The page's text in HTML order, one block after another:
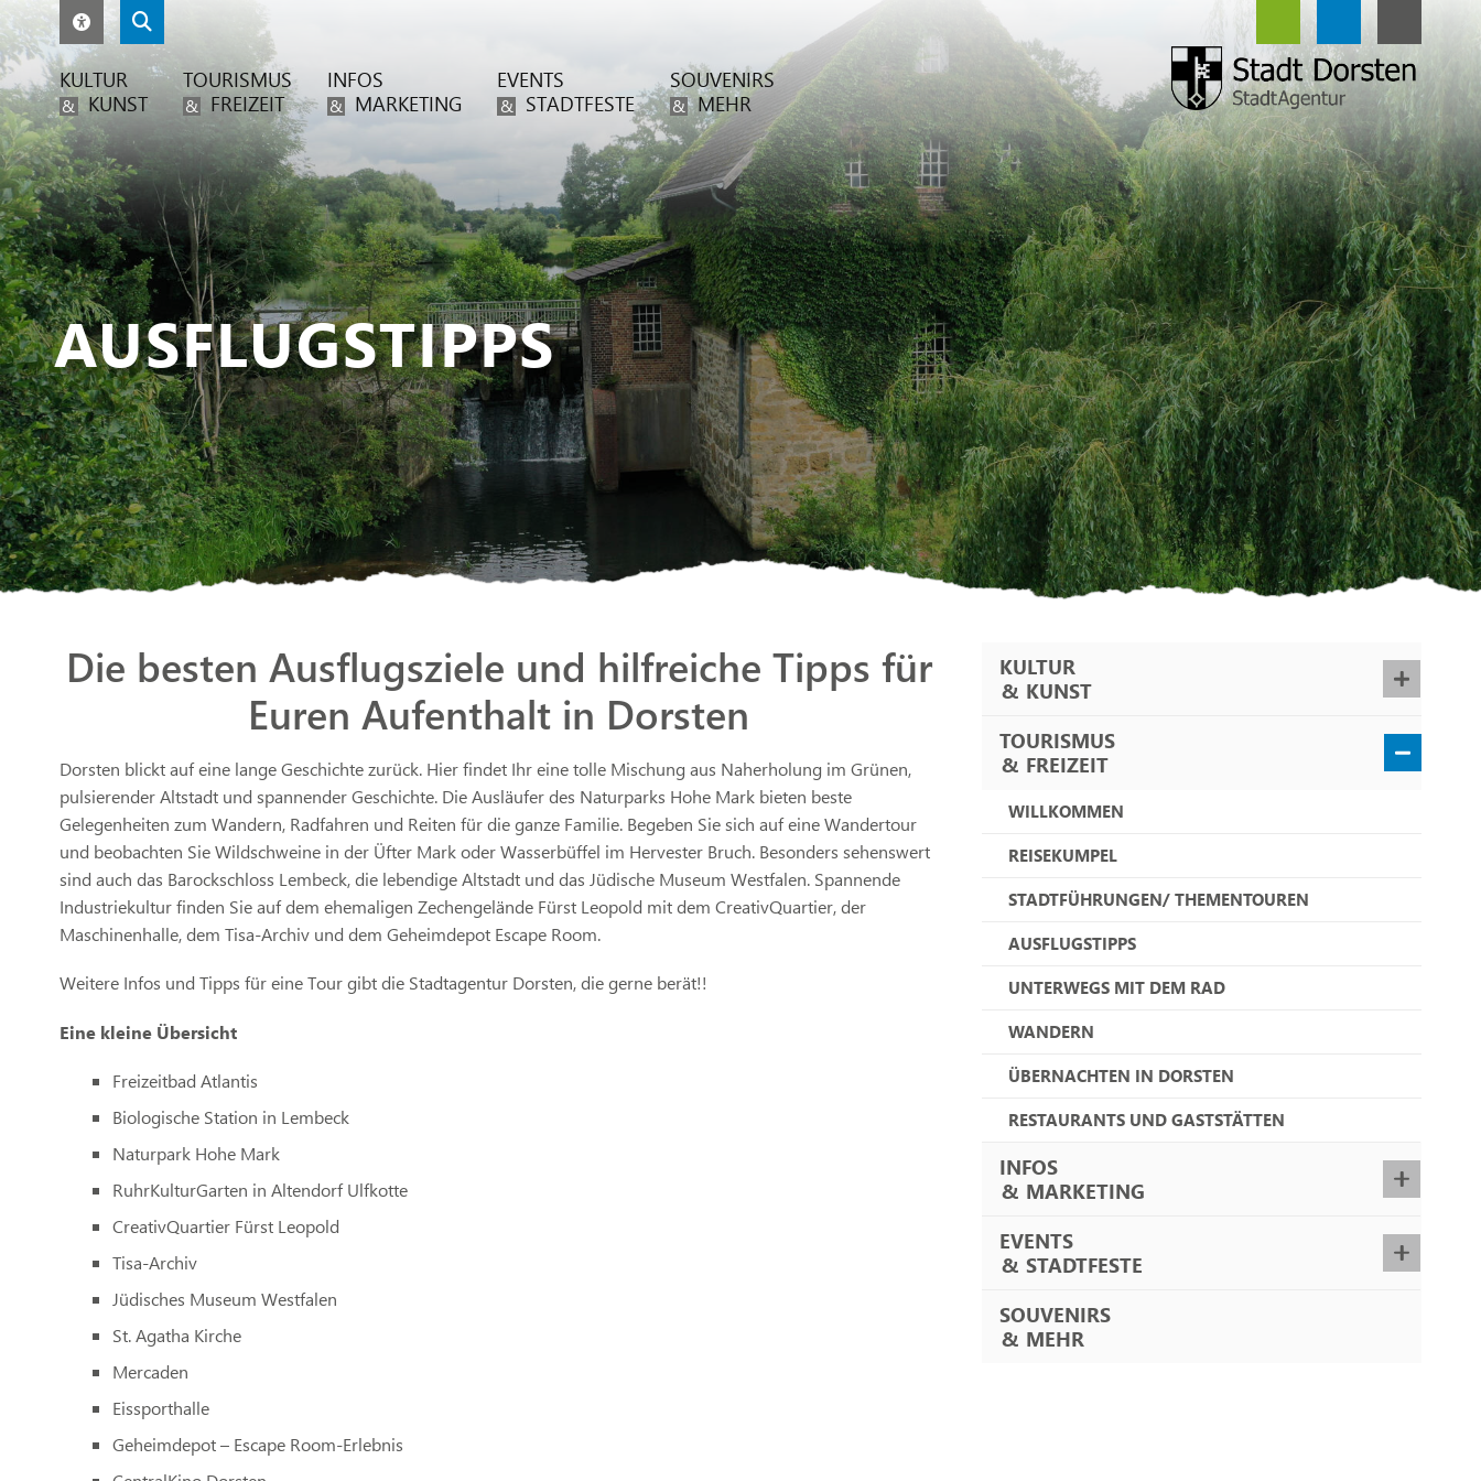
KULTUR
& KUNST
TOURISMUS
& FREIZEIT
INFOS
& MARKETING
EVENTS
& STADTFESTE
SOUVENIRS
& MEHR
AUSFLUGSTIPPS
Die besten Ausflugsziele und hilfreiche Tipps für
Euren Aufenthalt in Dorsten
Dorsten blickt auf eine lange Geschichte zurück. Hier findet Ihr eine tolle Mischung aus Naherholung im Grünen,
pulsierender Altstadt und spannender Geschichte. Die Ausläufer des Naturparks Hohe Mark bieten beste
Gelegenheiten zum Wandern, Radfahren und Reiten für die ganze Familie. Begeben Sie sich auf eine Wandertour
und beobachten Sie Wildschweine in der Üfter Mark oder Wasserbüffel im Hervester Bruch. Besonders sehenswert
sind auch das Barockschloss Lembeck, die lebendige Altstadt und das Jüdische Museum Westfalen. Spannende
Industriekultur finden Sie auf dem ehemaligen Zechengelände Fürst Leopold mit dem CreativQuartier, der
Maschinenhalle, dem Tisa-Archiv und dem Geheimdepot Escape Room.
Weitere Infos und Tipps für eine Tour gibt die Stadtagentur Dorsten, die gerne berät!!
Eine kleine Übersicht
Freizeitbad Atlantis
Biologische Station in Lembeck
Naturpark Hohe Mark
RuhrKulturGarten in Altendorf Ulfkotte
CreativQuartier Fürst Leopold
Tisa-Archiv
Jüdisches Museum Westfalen
St. Agatha Kirche
Mercaden
Eissporthalle
Geheimdepot – Escape Room-Erlebnis
KULTUR
& KUNST
TOURISMUS
& FREIZEIT
WILLKOMMEN
REISEKUMPEL
STADTFÜHRUNGEN/ THEMENTOUREN
AUSFLUGSTIPPS
UNTERWEGS MIT DEM RAD
WANDERN
ÜBERNACHTEN IN DORSTEN
RESTAURANTS UND GASTSTÄTTEN
INFOS
& MARKETING
EVENTS
& STADTFESTE
SOUVENIRS
& MEHR